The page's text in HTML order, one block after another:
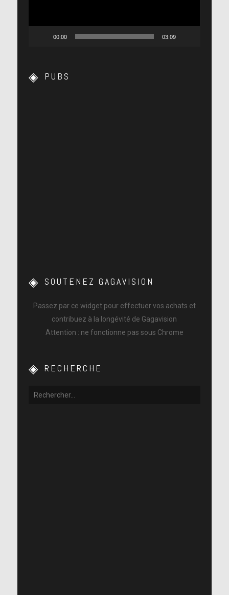
00:00 03:09
PUBS
SOUTENEZ GAGAVISION
Passez par ce widget pour effectuer vos achats et
contribuez à la longévité de Gagavision
Attention : ne fonctionne pas sous Chrome
RECHERCHE